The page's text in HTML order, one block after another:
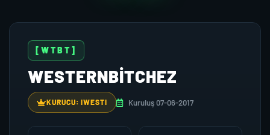
[WTBT]
WESTERNBITCHEZ
KURUCU: IWESTI Kuruluş 07-06-2017